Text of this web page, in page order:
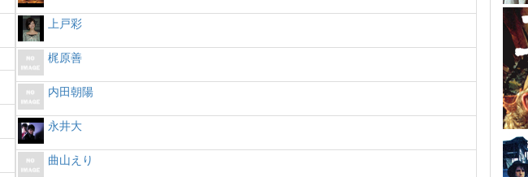
上戸彩
梶原善
内田朝陽
永井大
曲山えり